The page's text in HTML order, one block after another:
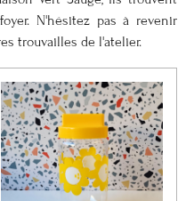
N'hésitez pas à revenir
trouvailles de l'atelier.